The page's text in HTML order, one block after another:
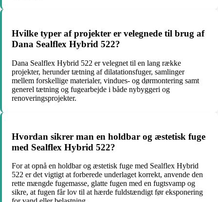
Hvilke typer af projekter er velegnede til brug af
Dana Sealflex Hybrid 522?
Dana Sealflex Hybrid 522 er velegnet til en lang række
projekter, herunder tætning af dilatationsfuger, samlinger
mellem forskellige materialer, vindues- og dørmontering samt
generel tætning og fugearbejde i både nybyggeri og
renoveringsprojekter.
Hvordan sikrer man en holdbar og æstetisk fuge
med Sealflex Hybrid 522?
For at opnå en holdbar og æstetisk fuge med Sealflex Hybrid
522 er det vigtigt at forberede underlaget korrekt, anvende den
rette mængde fugemasse, glatte fugen med en fugtsvamp og
sikre, at fugen får lov til at hærde fuldstændigt før eksponering